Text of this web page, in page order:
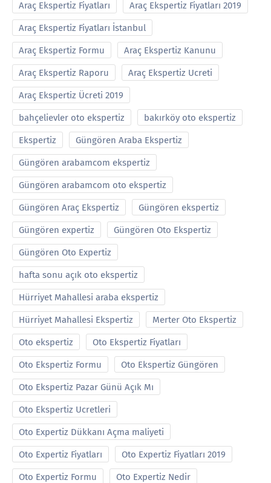
Araç Ekspertiz Fiyatları Araç Ekspertiz Fiyatları 2019
Araç Ekspertiz Fiyatları İstanbul
Araç Ekspertiz Formu Araç Ekspertiz Kanunu
Araç Ekspertiz Raporu Araç Ekspertiz Ucreti
Araç Ekspertiz Ücreti 2019
bahçelievler oto ekspertiz bakırköy oto ekspertiz
Ekspertiz Güngören Araba Ekspertiz
Güngören arabamcom ekspertiz
Güngören arabamcom oto ekspertiz
Güngören Araç Ekspertiz Güngören ekspertiz
Güngören expertiz Güngören Oto Ekspertiz
Güngören Oto Expertiz
hafta sonu açık oto ekspertiz
Hürriyet Mahallesi araba ekspertiz
Hürriyet Mahallesi Ekspertiz Merter Oto Ekspertiz
Oto ekspertiz Oto Ekspertiz Fiyatları
Oto Ekspertiz Formu Oto Ekspertiz Güngören
Oto Ekspertiz Pazar Günü Açık Mı
Oto Ekspertiz Ucretleri
Oto Expertiz Dükkanı Açma maliyeti
Oto Expertiz Fiyatları Oto Expertiz Fiyatları 2019
Oto Expertiz Formu Oto Expertiz Nedir